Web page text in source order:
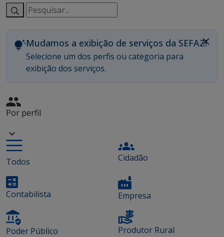
Pesquisar
serviços:
Mudamos a exibição de serviços da SEFAZ!
Selecione um dos perfis ou categoria para
exibição dos serviços.
Por perfil
Todos Cidadão
Contabilista Empresa
Poder Público Produtor Rural